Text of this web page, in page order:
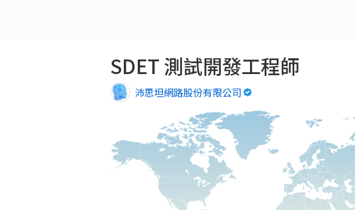
SDET 測試開發工程師
沛思坦網路股份有限公司